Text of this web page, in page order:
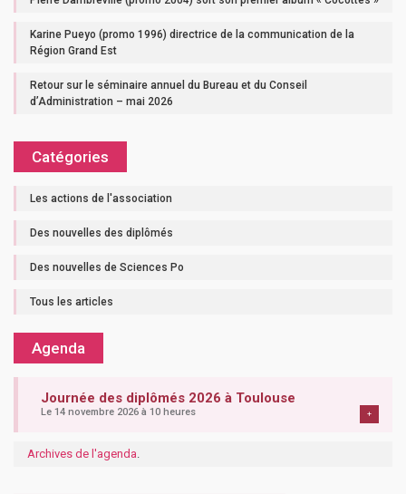
Karine Pueyo (promo 1996) directrice de la communication de la
Région Grand Est
Retour sur le séminaire annuel du Bureau et du Conseil
d’Administration – mai 2026
Catégories
Les actions de l'association
Des nouvelles des diplômés
Des nouvelles de Sciences Po
Tous les articles
Agenda
Journée des diplômés 2026 à Toulouse
Le 14 novembre 2026 à 10 heures +
Archives de l'agenda